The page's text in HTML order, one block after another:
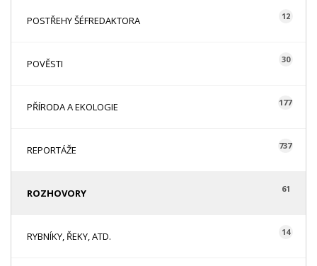
POSTŘEHY ŠÉFREDAKTORA 12
POVĚSTI 30
PŘÍRODA A EKOLOGIE 177
REPORTÁŽE 737
ROZHOVORY 61
RYBNÍKY, ŘEKY, ATD. 14